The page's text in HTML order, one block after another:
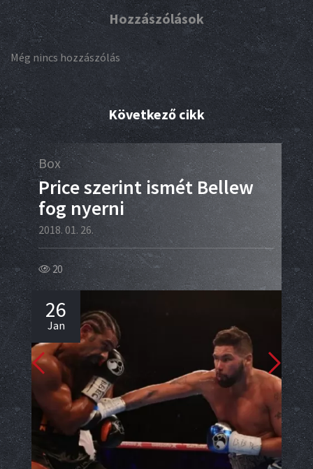
Hozzászólások
Még nincs hozzászólás
Következő cikk
Box
Price szerint ismét Bellew
fog nyerni
2018. 01. 26.
20
26
Jan
Box
A
27